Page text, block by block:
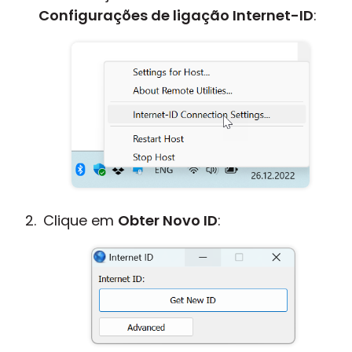
Configurações de ligação Internet-ID:
Clique em Obter Novo ID: